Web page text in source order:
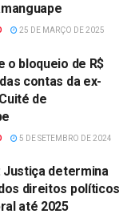
25 DE MARÇO DE 2025
o bloqueio de R$
contas da ex-
de
5 DE SETEMBRO DE 2024
Justiça determina
direitos políticos
até 2025